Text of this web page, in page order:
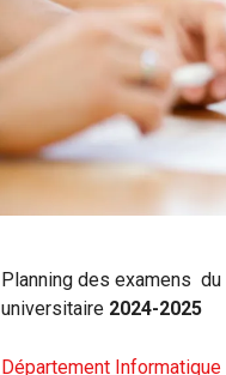
Planning des examens du
universitaire 2024-2025
Département Informatique